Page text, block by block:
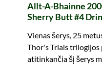
Allt-A-Bhainne
Sherry Butt #4
Vienas šerys, 25
Thor's Trials trilogijos
atitinkančia šį šerys